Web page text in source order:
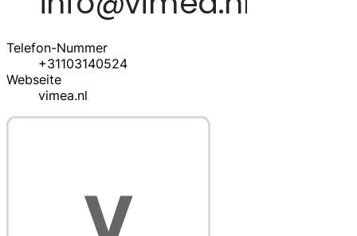
Telefon-Nummer
+31103140524
Webseite
vimea.nl